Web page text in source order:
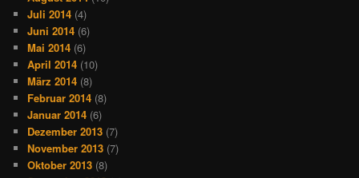
Juli 2014 (4)
Juni 2014 (6)
Mai 2014 (6)
April 2014 (10)
März 2014 (8)
Februar 2014 (8)
Januar 2014 (6)
Dezember 2013 (7)
November 2013 (7)
Oktober 2013 (8)